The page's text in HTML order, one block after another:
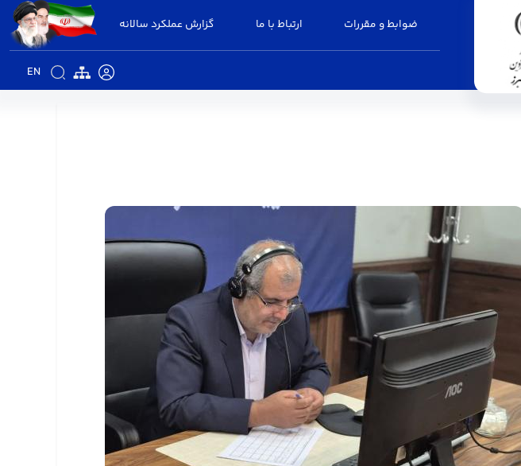
ضوابط و مقررات ارتباط با ما گزارش عملکرد سالانه
EN